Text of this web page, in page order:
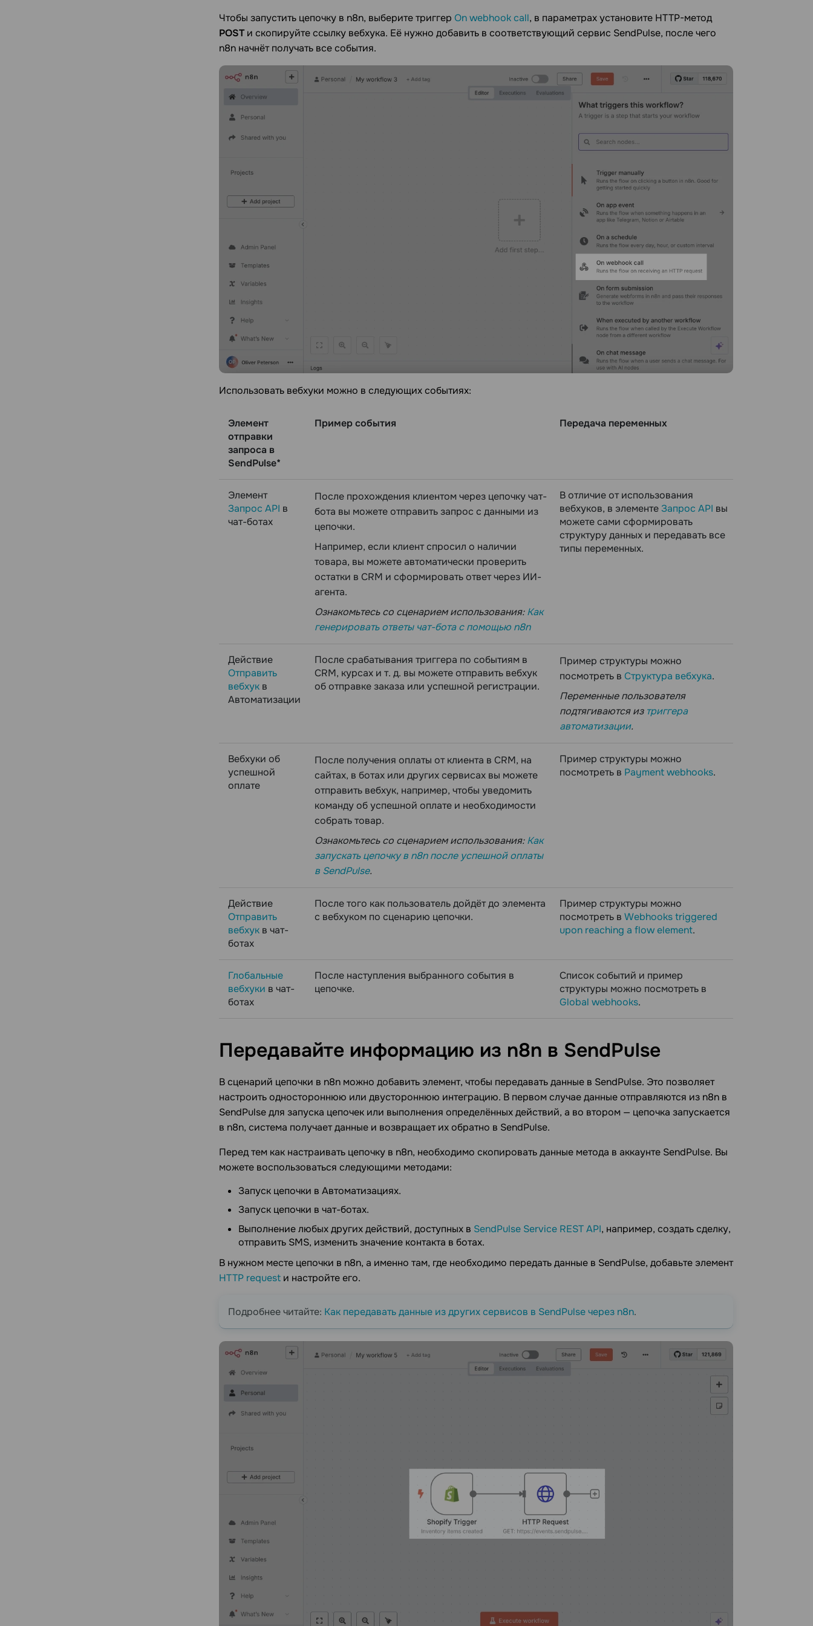
Чтобы запустить цепочку в n8n, выберите триггер On webhook call, в параметрах установите HTTP-метод
POSTи скопируйте ссылку вебхука. Её нужно добавить в соответствующий сервис SendPulse, после чего
n8n начнёт получать все события.
Использовать вебхуки можно в следующих событиях:
Элемент
отправки
запроса в
SendPulse*
Пример события Передача переменных
Элемент
Запрос API в
чат-ботах
После прохождения клиентом через цепочку чат-
бота вы можете отправить запрос с данными из
цепочки.
Например, если клиент спросил о наличии
товара, вы можете автоматически проверить
остатки в CRM и сформировать ответ через ИИ-
агента.
Ознакомьтесь со сценарием использования:Как
генерировать ответы чат-бота с помощью n8n
В отличие от использования
вебхуков, в элементеЗапрос API вы
можете сами сформировать
структуру данных и передавать все
типы переменных.
Действие
Отправить
вебхук в
Автоматизации
После срабатывания триггера по событиям в
CRM, курсах и т. д. вы можете отправить вебхук
об отправке заказа или успешной регистрации.
Пример структуры можно
посмотреть в Структура вебхука.
Переменные пользователя
подтягиваются из триггера
автоматизации.
Вебхуки об
успешной
оплате
После получения оплаты от клиента в CRM, на
сайтах, в ботах или других сервисах вы можете
отправить вебхук, например, чтобы уведомить
команду об успешной оплате и необходимости
собрать товар.
Ознакомьтесь со сценарием использования:Как
запускать цепочку в n8n после успешной оплаты
в SendPulse.
Пример структуры можно
посмотреть в Payment webhooks.
Действие
Отправить
вебхук в чат-
ботах
После того как пользователь дойдёт до элемента
с вебхуком по сценарию цепочки.
Пример структуры можно
посмотреть в Webhooks triggered
upon reaching a flow element.
Глобальные
вебхуки в чат-
ботах
После наступления выбранного события в
цепочке.
Список событий и пример
структуры можно посмотреть в
Global webhooks.
Передавайте информацию из n8n в SendPulse
В сценарий цепочки в n8n можно добавить элемент, чтобы передавать данные в SendPulse. Это позволяет
настроить одностороннюю или двустороннюю интеграцию. В первом случае данные отправляются из n8n в
SendPulse для запуска цепочек или выполнения определённых действий, а во втором — цепочка запускается
в n8n, система получает данные и возвращает их обратно в SendPulse.
Перед тем как настраивать цепочку в n8n, необходимо скопировать данные метода в аккаунте SendPulse. Вы
можете воспользоваться следующими методами:
Запуск цепочки в Автоматизациях.
Запуск цепочки в чат-ботах.
Выполнение любых других действий, доступных в SendPulse Service REST API, например, создать сделку,
отправить SMS, изменить значение контакта в ботах.
В нужном месте цепочки в n8n, а именно там, где необходимо передать данные в SendPulse, добавьте элемент
HTTP request и настройте его.
Подробнее читайте: Как передавать данные из других сервисов в SendPulse через n8n.